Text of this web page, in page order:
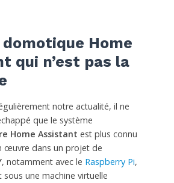
domotique Home
qui n’est pas la
notre actualité, il ne
que le système
Home Assistant est plus connu
œuvre dans un projet de
, notamment avec le Raspberry Pi,
une machine virtuelle